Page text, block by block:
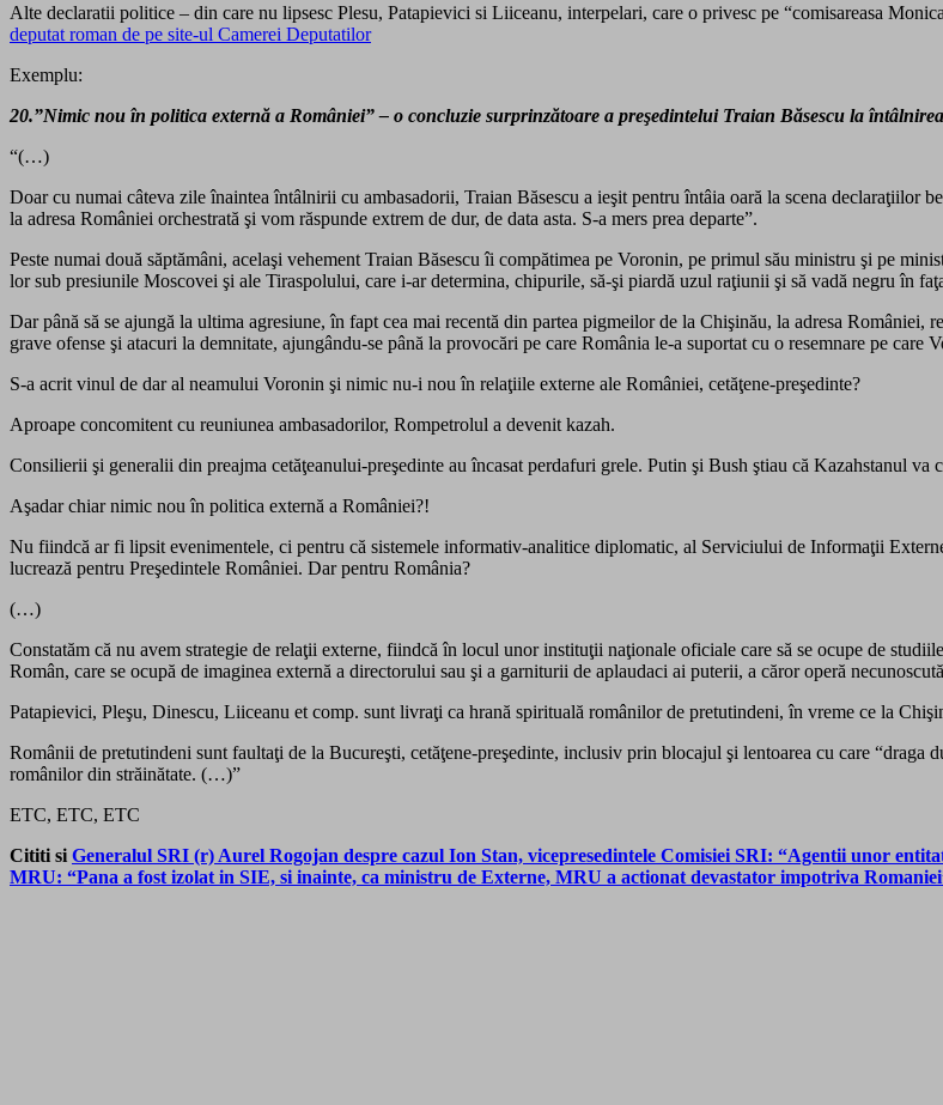
Alte declaratii politice – din care nu lipsesc Plesu, Patapievici si Liiceanu, interpelari, care o privesc pe “comisareasa
deputat roman de pe site-ul Camerei Deputatilor
Exemplu:
20.”Nimic nou în politica externă a României” – o concluzie surprinzătoare a preşedintelui Traian Băsescu la
“(…)
Doar cu numai câteva zile înaintea întâlnirii cu ambasadorii, Traian Băsescu a ieşit pentru întâia oară la scena declaraţiilor
la adresa României orchestrată şi vom răspunde extrem de dur, de data asta. S-a mers prea departe”.
Peste numai două săptămâni, acelaşi vehement Traian Băsescu îi compătimea pe Voronin, pe primul său ministru şi pe
lor sub presiunile Moscovei şi ale Tiraspolului, care i-ar determina, chipurile, să-şi piardă uzul raţiunii şi să vadă negru în
Dar până să se ajungă la ultima agresiune, în fapt cea mai recentă din partea pigmeilor de la Chişinău, la adresa
grave ofense şi atacuri la demnitate, ajungându-se până la provocări pe care România le-a suportat cu o resemnare pe
S-a acrit vinul de dar al neamului Voronin şi nimic nu-i nou în relaţiile externe ale României, cetăţene-preşedinte?
Aproape concomitent cu reuniunea ambasadorilor, Rompetrolul a devenit kazah.
Consilierii şi generalii din preajma cetăţeanului-preşedinte au încasat perdafuri grele. Putin şi Bush ştiau că Kazahstanul va
Aşadar chiar nimic nou în politica externă a României?!
Nu fiindcă ar fi lipsit evenimentele, ci pentru că sistemele informativ-analitice diplomatic, al Serviciului de Informaţii
lucrează pentru Preşedintele României. Dar pentru România?
(…)
Constatăm că nu avem strategie de relaţii externe, fiindcă în locul unor instituţii naţionale oficiale care să se ocupe de
Român, care se ocupă de imaginea externă a directorului sau şi a garniturii de aplaudaci ai puterii, a căror operă
Patapievici, Pleşu, Dinescu, Liiceanu et comp. sunt livraţi ca hrană spirituală românilor de pretutindeni, în vreme ce la
Românii de pretutindeni sunt faultaţi de la Bucureşti, cetăţene-preşedinte, inclusiv prin blocajul şi lentoarea cu care “draga
românilor din străinătate. (…)”
ETC, ETC, ETC
Cititi si Generalul SRI (r) Aurel Rogojan despre cazul Ion Stan, vicepresedintele Comisiei SRI: “Agentii unor
MRU: “Pana a fost izolat in SIE, si inainte, ca ministru de Externe, MRU a actionat devastator impotriva